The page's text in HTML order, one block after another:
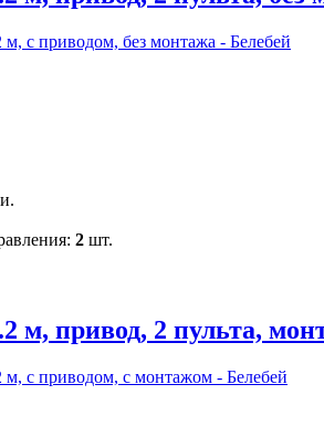
2 шт.
м, привод, 2 пульта,